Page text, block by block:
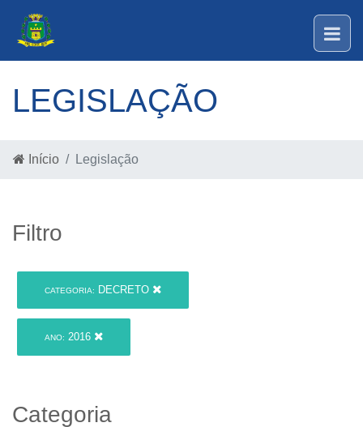
LEGISLAÇÃO
Início Legislação
Filtro
CATEGORIA: DECRETO
ANO: 2016
Categoria